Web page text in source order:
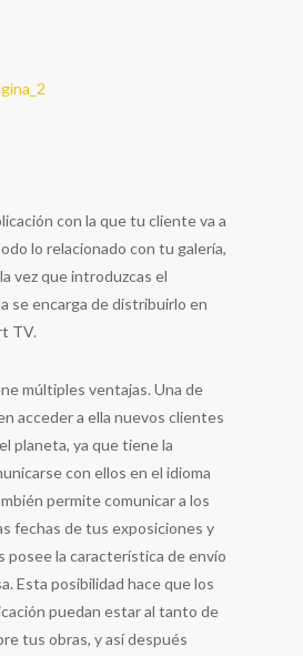
con la que tu cliente va a
lo relacionado con tu galería,
vez que introduzcas el
se encarga de distribuirlo en
TV.
múltiples ventajas. Una de
acceder a ella nuevos clientes
planeta, ya que tiene la
con ellos en el idioma
permite comunicar a los
fechas de tus exposiciones y
posee la característica de envío
Esta posibilidad hace que los
puedan estar al tanto de
tus obras, y así después